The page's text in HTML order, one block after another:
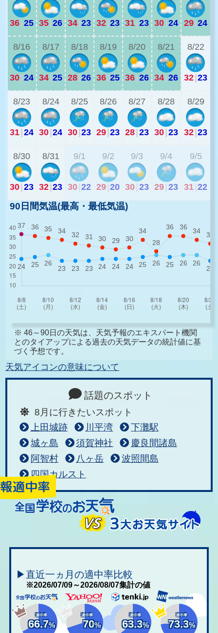
36|25 35|26 34|23 32|23 31|23 30|24 29|24
8/16
30|24
8/17
34|25
8/18
28|26
8/19
36|25
8/20
36|26
8/21
34|26
8/22
32|23
8/23
31|24
8/24
30|24
8/25
30|23
8/26
29|23
8/27
28|23
8/28
30|23
8/29
32|23
8/30
30|23
8/31
32|23
9/1
30 22
9/2
29 20
9/3
30 23
9/4
29 23
9/5
31 22
90日間気温(最高・最低気温)
※ 46～90日の天気は、天気予報のエキスパート機関
とのタイアップによる過去の天気データの統計値に基
づく予想です。
天気アイコンの意味について
話題のスポット
8月に行きたいスポット
上田城跡
川平湾
下灘駅
城ヶ島
須賀神社
慶良間諸島
阿智村
八ヶ岳
波照間島
四国カルスト
▶直近一ヵ月の適中率比較
※2026/07/09～2026/08/07集計の値
適中率
66.7%
適中率
70%
適中率
63.3%
適中率
73.3%